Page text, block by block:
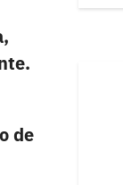
de